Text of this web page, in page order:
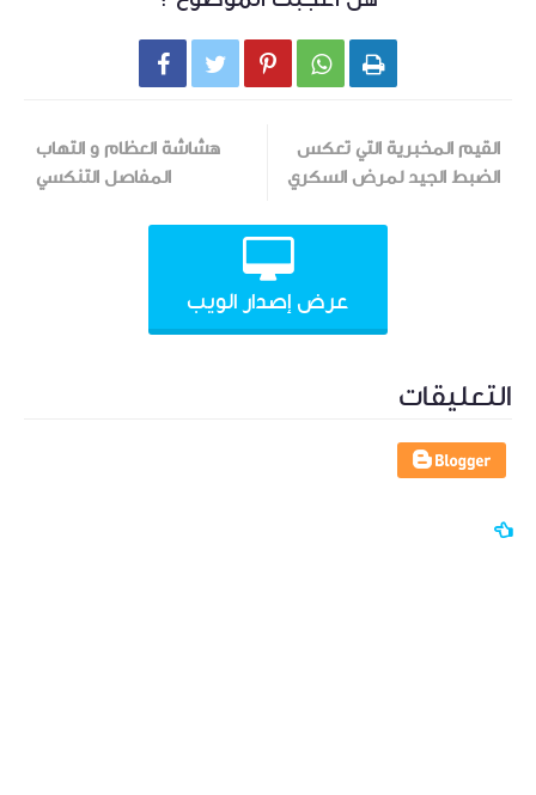
    
القيم المخبرية التي تعكس
الضبط الجيد لمرض السكري
هشاشة العظام و التهاب
المفاصل التنكسي
عرض إصدار الويب
التعليقات